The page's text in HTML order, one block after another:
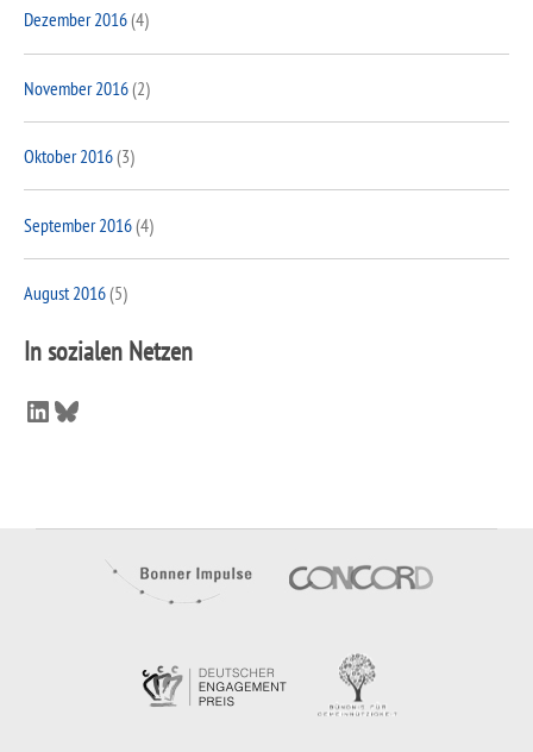
Dezember 2016(4)
November 2016(2)
Oktober 2016(3)
September 2016(4)
August 2016(5)
In sozialen Netzen
LinkedIn
Bluesky